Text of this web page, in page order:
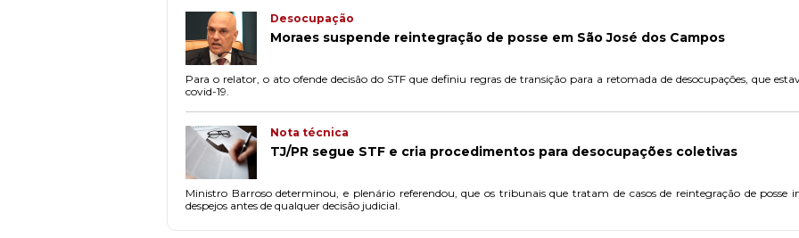
Desocupação
Moraes suspende reintegração de posse em São José dos Campos
Para o relator, o ato ofende decisão do STF que definiu regras de transição para a retomada de desocupações, que
covid-19.
Nota técnica
TJ/PR segue STF e cria procedimentos para desocupações coletivas
Ministro Barroso determinou, e plenário referendou, que os tribunais que tratam de casos de reintegração de posse
despejos antes de qualquer decisão judicial.